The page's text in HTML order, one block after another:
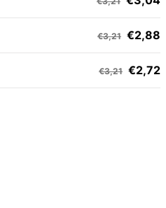
€3,21 €2,88
€3,21 €2,72